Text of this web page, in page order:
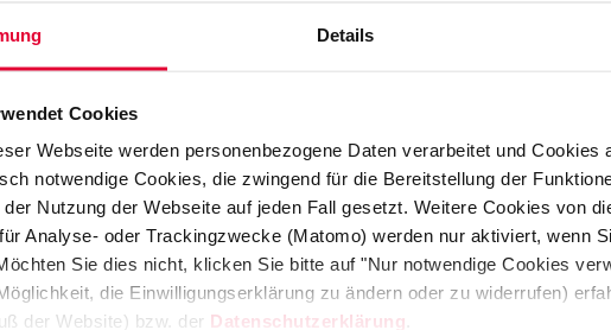
Details
Cookies
Webseite werden personenbezogene Daten verarbeitet und Cookies
notwendige Cookies, die zwingend für die Bereitstellung der
Nutzung der Webseite auf jeden Fall gesetzt. Weitere Cookies von
Analyse- oder Trackingzwecke (Matomo) werden nur aktiviert, wenn
Sie dies nicht, klicken Sie bitte auf "Nur notwendige Cookies
die Einwilligungserklärung zu ändern oder zu widerrufen)
der Website) bzw. der Datenschutzerklärung
Die Nasselektrofilter weisen als Abscheidefläche
Zentrum in koaxialer Richtung eine
Hochspannung an diese Elektrode wird ein
Dies bewirkt eine elektrisch negative Aufladung
Elektronen). Den elektrischen Feldlinien folgend,
positiv geladenen Rohrwandung, werden dort
und bilden damit den notwendigen Strompfad, um
den Rohrenden angebrachte Erdung werden die
Hochspannungs-Erzeuger zurückgeführt.